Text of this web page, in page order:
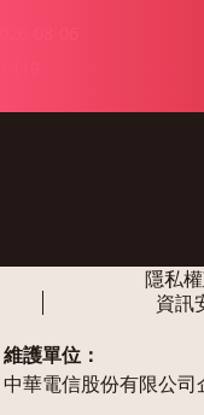
隱私
資訊
維護單位：
中華電信股份有限公司